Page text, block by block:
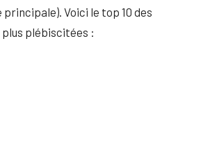
principale). Voici le top 10 des
plébiscitées :